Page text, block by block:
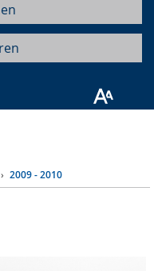
2009 - 2010